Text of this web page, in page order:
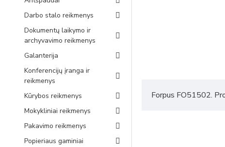
Darbo stalo reikmenys
Dokumentų laikymo ir
archyvavimo reikmenys
Galanterija
Konferencijų įranga ir
reikmenys
Kūrybos reikmenys
Mokykliniai reikmenys
Pakavimo reikmenys
Popieriaus gaminiai
Forpus FO51502.